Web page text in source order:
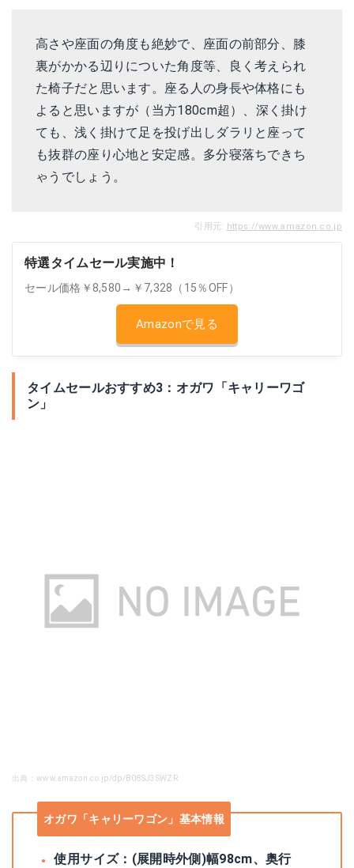
高さや座面の角度も絶妙で、座面の前部分、膝
裏がかかる辺りについた角度等、良く考えられ
た椅子だと思います。座る人の身長や体格にも
よると思いますが（当方180cm超）、深く掛け
ても、浅く掛けて足を投げ出しダラリと座って
も抜群の座り心地と安定感。多分寝落ちできち
ゃうでしょう。
引用元: https://www.amazon.co.jp
特選タイムセール実施中！
セール価格￥8,580→￥7,328（15％OFF）
Amazonで見る
タイムセールおすすめ3：オガワ「キャリーワゴ
ン」
出典：www.amazon.co.jp/dp/B08SJ3SWZR
オガワ「キャリーワゴン」基本情報
使用サイズ：(展開時外側)幅98cm、奥行